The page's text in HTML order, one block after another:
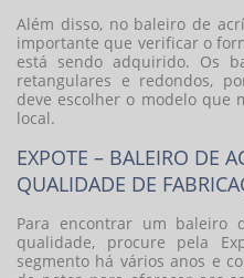
Além disso, no baleiro de
importante que verificar o
está sendo adquirido. Os
retangulares e redondos,
deve escolher o modelo que
local.
EXPOTE – BALEIRO DE
QUALIDADE DE
Para encontrar um baleiro
qualidade, procure pela
segmento há vários anos e